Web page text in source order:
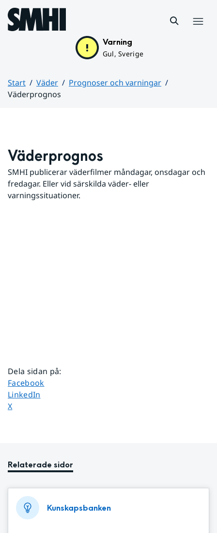
Hoppa till sidans innehåll
Varning
Gul, Sverige
Start Väder
Prognoser och varningar
Väderprognos
Väderprognos
SMHI publicerar väderfilmer måndagar, onsdagar och
fredagar. Eller vid särskilda väder- eller
varningssituationer.
Dela sidan på:
Dela sidan på
Facebook
Dela sidan på
LinkedIn
Dela sidan på
X
Relaterade sidor
Kunskapsbanken